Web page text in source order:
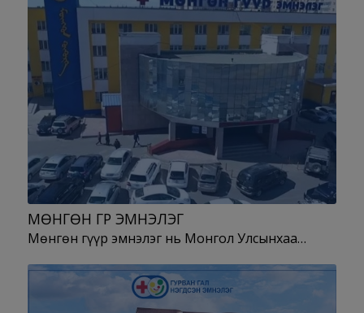
МӨНГӨН ГҮҮР ЭМНЭЛЭГ
Мөнгөн гүүр эмнэлэг нь Монгол Улсынхаа…